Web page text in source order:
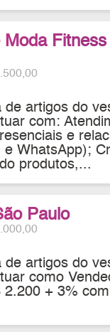
Moda
de artigos do
com:
e
WhatsApp);
produtos,...
Paulo
de artigos do
como
2.200 + 3%